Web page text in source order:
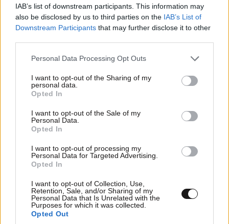
IAB’s list of downstream participants. This information may
also be disclosed by us to third parties on the IAB’s List of
Downstream Participants that may further disclose it to other
Please note that this website/app uses one or more Google
not limited to your visit or usage behaviour. You may click to
grant or deny consent to Google and its third-party tags to
use your data for below specified purposes in below Google
consent section.
Personal Data Processing Opt Outs
I want to opt-out of the Sharing of my
personal data.
Opted In
I want to opt-out of the Sale of my
Personal Data.
Opted In
I want to opt-out of processing my
Personal Data for Targeted Advertising.
Opted In
I want to opt-out of Collection, Use,
Retention, Sale, and/or Sharing of my
Personal Data that Is Unrelated with the
Purposes for which it was collected.
Opted Out
Η ανακοίνωση της οικογένειας